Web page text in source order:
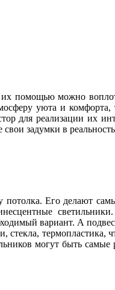
помощью можно
уюта и комфорта,
для реализации их
задумки в
Его делают
вариант. А
стекла,
могут быть